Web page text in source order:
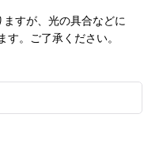
すが、光の具合などに
。ご了承ください。